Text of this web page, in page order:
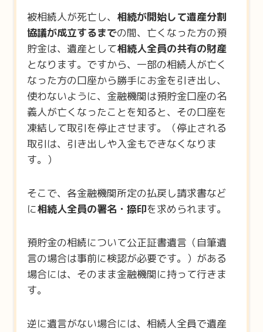
被相続人が死亡し、 相続が開始して遺産分割
協議が成立するまでの間、亡くなった方の預
貯金は、遺産として相続人全員の共有の財産
となります。ですから、一部の相続人が亡く
なった方の口座から勝手にお金を引き出し、
使わないように、金融機関は預貯金口座の名
義人が亡くなったことを知ると、その口座を
凍結して取引を停止させます。（停止される
取引は、引き出しや入金もできなくなりま
す。）
そこで、各金融機関所定の払戻し請求書など
に相続人全員の署名・捺印を求められます。
預貯金の相続について公正証書遺言（自筆遺
言の場合は事前に検認が必要です。）がある
場合には、そのまま金融機関に持って行きま
す。
逆に遺言がない場合には、相続人全員で遺産